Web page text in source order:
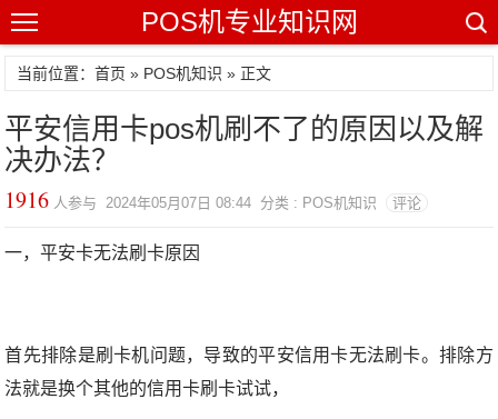
POS机专业知识网
当前位置：首页 » POS机知识 » 正文
平安信用卡pos机刷不了的原因以及解
决办法？
1916 人参与 2024年05月07日 08:44 分类 : POS机知识 评论
一，平安卡无法刷卡原因
首先排除是刷卡机问题，导致的平安信用卡无法刷卡。排除方
法就是换个其他的信用卡刷卡试试，